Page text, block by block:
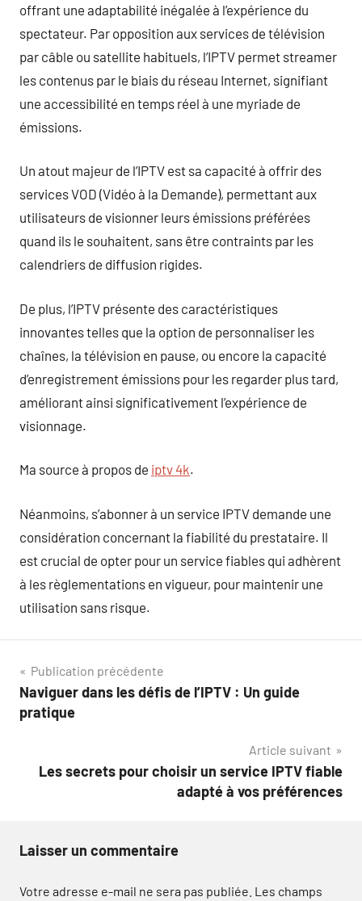
offrant une adaptabilité inégalée à l’expérience du
spectateur. Par opposition aux services de télévision
par câble ou satellite habituels, l’IPTV permet streamer
les contenus par le biais du réseau Internet, signifiant
une accessibilité en temps réel à une myriade de
émissions.
Un atout majeur de l’IPTV est sa capacité à offrir des
services VOD (Vidéo à la Demande), permettant aux
utilisateurs de visionner leurs émissions préférées
quand ils le souhaitent, sans être contraints par les
calendriers de diffusion rigides.
De plus, l’IPTV présente des caractéristiques
innovantes telles que la option de personnaliser les
chaînes, la télévision en pause, ou encore la capacité
d’enregistrement émissions pour les regarder plus tard,
améliorant ainsi significativement l’expérience de
visionnage.
Ma source à propos de iptv 4k.
Néanmoins, s’abonner à un service IPTV demande une
considération concernant la fiabilité du prestataire. Il
est crucial de opter pour un service fiables qui adhèrent
à les règlementations en vigueur, pour maintenir une
utilisation sans risque.
Navigation
de
Publication précédente
Naviguer dans les défis de l’IPTV : Un guide
pratique
Article suivant
Les secrets pour choisir un service IPTV fiable
adapté à vos préférences
Laisser un commentaire
Votre adresse e-mail ne sera pas publiée. Les champs